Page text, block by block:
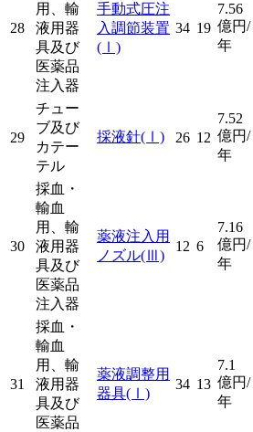
28
用、輸
液用器
具及び
医薬品
注入器
手動式圧注
入調節装置
(Ⅰ)
34 19
7.56
億円/
年
29
チュー
ブ及び
カテー
テル
採液針(Ⅰ) 26 12
7.52
億円/
年
30
採血・
輸血
用、輸
液用器
具及び
医薬品
注入器
薬液注入用
ノズル(Ⅲ)
12 6
7.16
億円/
年
31
採血・
輸血
用、輸
液用器
具及び
医薬品
薬液調整用
器具(Ⅰ)
34 13
7.1
億円/
年